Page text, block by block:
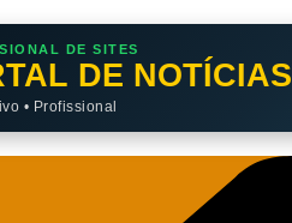
DE SITES
DE NOTÍCIAS
• Profissional